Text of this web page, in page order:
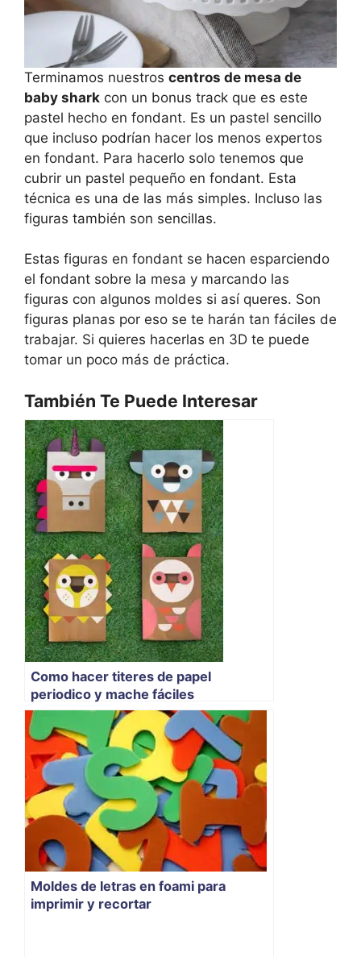
Terminamos nuestros centros de mesa de
baby shark con un bonus track que es este
pastel hecho en fondant. Es un pastel sencillo
que incluso podrían hacer los menos expertos
en fondant. Para hacerlo solo tenemos que
cubrir un pastel pequeño en fondant. Esta
técnica es una de las más simples. Incluso las
figuras también son sencillas.
Estas figuras en fondant se hacen esparciendo
el fondant sobre la mesa y marcando las
figuras con algunos moldes si así queres. Son
figuras planas por eso se te harán tan fáciles de
trabajar. Si quieres hacerlas en 3D te puede
tomar un poco más de práctica.
También Te Puede Interesar
Como hacer titeres de papel
periodico y mache fáciles
Moldes de letras en foami para
imprimir y recortar